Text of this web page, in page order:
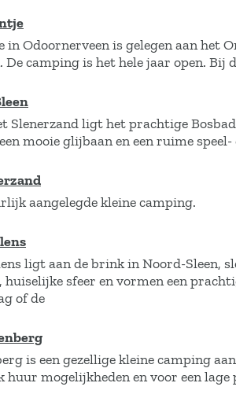
Odoornerveen is gelegen aan het
De camping is het hele jaar open. Bij
Slenerzand ligt het prachtige
mooie glijbaan en een ruime
aangelegde kleine camping.
ligt aan de brink in Noord-Sleen,
huiselijke sfeer en vormen een
of de
is een gezellige kleine camping
huur mogelijkheden en voor een